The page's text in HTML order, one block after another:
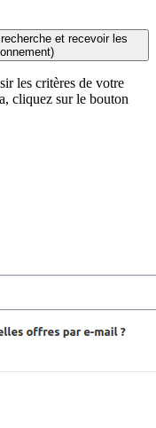
et recevoir les
les critères de votre
cliquez sur le bouton